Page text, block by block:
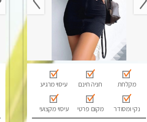
מקלחת חניה חינם עיסוי מרגיע
נקי ומסודר מקום פרטי עיסוי מקצועי